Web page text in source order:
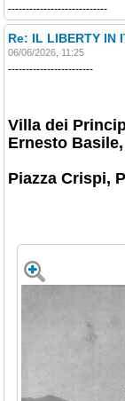
----------------------------
Re: IL LIBERTY IN
06/06/2026, 11:25
------------------------
Villa dei
Ernesto Basile,
Piazza Crispi,